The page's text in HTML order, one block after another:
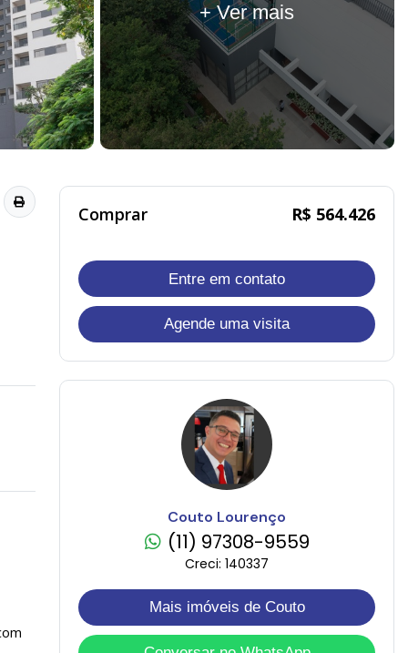
+ Ver mais
Comprar R$ 564.426
Entre em contato
Agende uma visita
Couto Lourenço
(11) 97308-9559
Creci: 140337
Mais imóveis de Couto